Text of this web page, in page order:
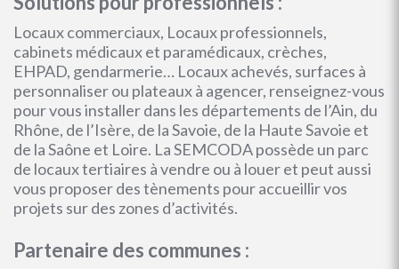
Locaux commerciaux, Locaux professionnels,
cabinets médicaux et paramédicaux, crèches,
EHPAD, gendarmerie… Locaux achevés, surfaces à
personnaliser ou plateaux à agencer, renseignez-vous
pour vous installer dans les départements de l’Ain, du
Rhône, de l’Isère, de la Savoie, de la Haute Savoie et
de la Saône et Loire. La SEMCODA possède un parc
de locaux tertiaires à vendre ou à louer et peut aussi
vous proposer des tènements pour accueillir vos
projets sur des zones d’activités.
Partenaire des communes :